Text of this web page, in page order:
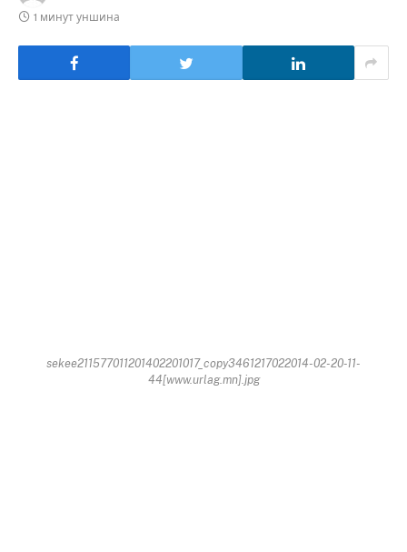
1 минут уншина
sekee211577011201402201017_copy3461217022014-02-20-11-
44[www.urlag.mn].jpg